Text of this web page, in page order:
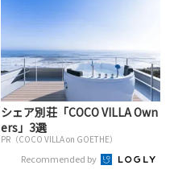
シェア別荘「COCO VILLA Own
ers」3選
PR（COCO VILLA on GOETHE）
Recommended by